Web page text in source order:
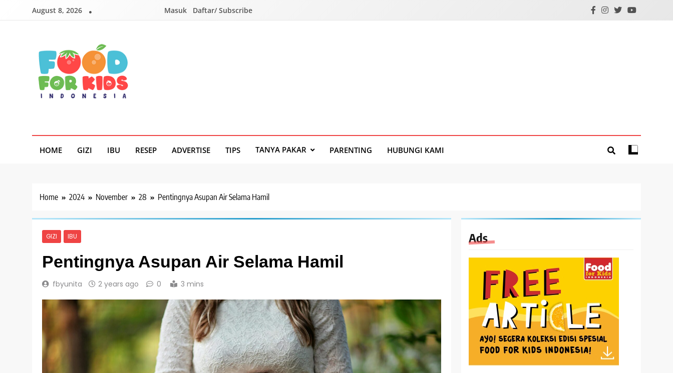
August 8, 2026 Masuk Daftar/ Subscribe
HOME GIZI IBU RESEP ADVERTISE TIPS TANYA PAKAR PARENTING HUBUNGI KAMI
Home 2024 November 28 Pentingnya Asupan Air Selama Hamil
GIZI IBU
Pentingnya Asupan Air Selama Hamil
fbyunita 2 years ago 0 3 mins
Ads